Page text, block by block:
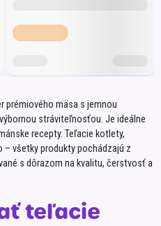
prémiového mäsa s jemnou
stráviteľnosťou. Je ideálne
recepty. Teľacie kotlety,
– všetky produkty pochádzajú z
s dôrazom na kvalitu, čerstvosť a
teľacie